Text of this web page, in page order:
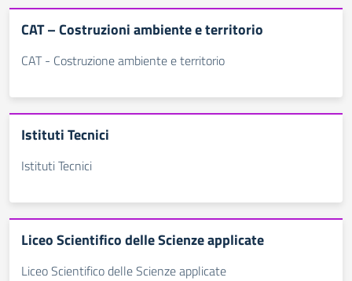
CAT – Costruzioni ambiente e territorio
CAT - Costruzione ambiente e territorio
Istituti Tecnici
Istituti Tecnici
Liceo Scientifico delle Scienze applicate
Liceo Scientifico delle Scienze applicate